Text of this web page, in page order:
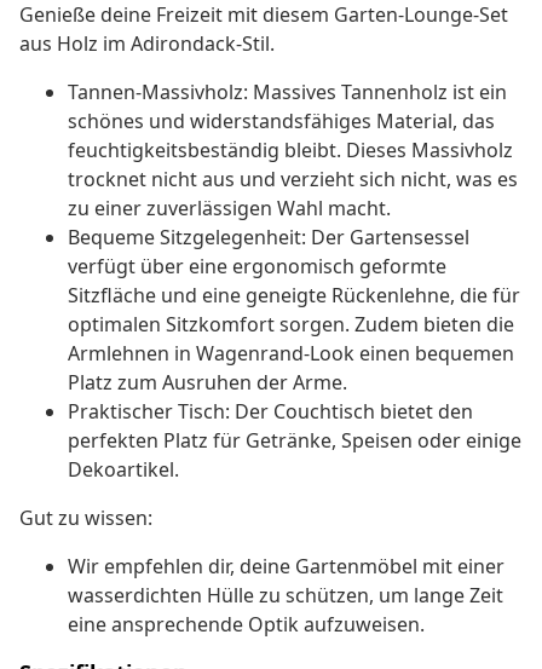
Genieße deine Freizeit mit diesem Garten-Lounge-Set
aus Holz im Adirondack-Stil.
Tannen-Massivholz: Massives Tannenholz ist ein
schönes und widerstandsfähiges Material, das
feuchtigkeitsbeständig bleibt. Dieses Massivholz
trocknet nicht aus und verzieht sich nicht, was es
zu einer zuverlässigen Wahl macht.
Bequeme Sitzgelegenheit: Der Gartensessel
verfügt über eine ergonomisch geformte
Sitzfläche und eine geneigte Rückenlehne, die für
optimalen Sitzkomfort sorgen. Zudem bieten die
Armlehnen in Wagenrand-Look einen bequemen
Platz zum Ausruhen der Arme.
Praktischer Tisch: Der Couchtisch bietet den
perfekten Platz für Getränke, Speisen oder einige
Dekoartikel.
Gut zu wissen:
Wir empfehlen dir, deine Gartenmöbel mit einer
wasserdichten Hülle zu schützen, um lange Zeit
eine ansprechende Optik aufzuweisen.